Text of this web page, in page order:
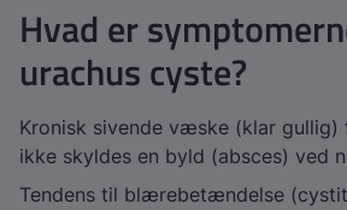
Hvad er
urachus cyste?
Kronisk sivende væske (klar gullig)
ikke skyldes en byld (absces) ved
Tendens til blærebetændelse